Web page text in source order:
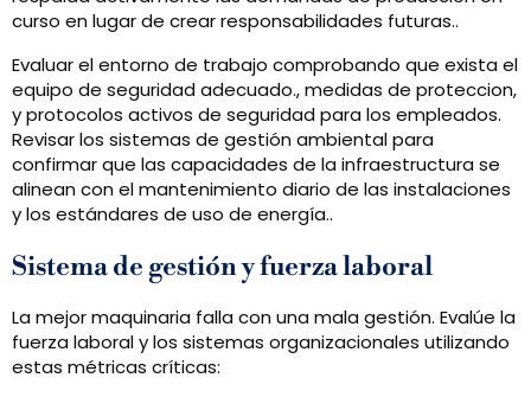
curso en lugar de crear responsabilidades futuras..
Evaluar el entorno de trabajo comprobando que exista el
equipo de seguridad adecuado., medidas de proteccion,
y protocolos activos de seguridad para los empleados.
Revisar los sistemas de gestión ambiental para
confirmar que las capacidades de la infraestructura se
alinean con el mantenimiento diario de las instalaciones
y los estándares de uso de energía..
Sistema de gestión y fuerza laboral
La mejor maquinaria falla con una mala gestión. Evalúe la
fuerza laboral y los sistemas organizacionales utilizando
estas métricas críticas: